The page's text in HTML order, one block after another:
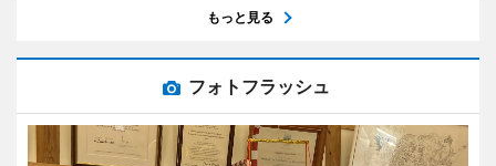
もっと見る
フォトフラッシュ